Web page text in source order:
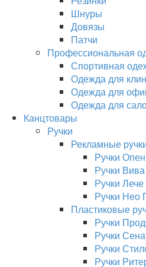
Шнуры
Довязы
Патчи
Профессиональная
Спортивная
Одежда для
Одежда для
Одежда для
Канцтовары
Ручки
Рекламные
Ручки
Ручки
Ручки
Ручки Нео
Пластиковые
Ручки
Ручки
Ручки
Ручки